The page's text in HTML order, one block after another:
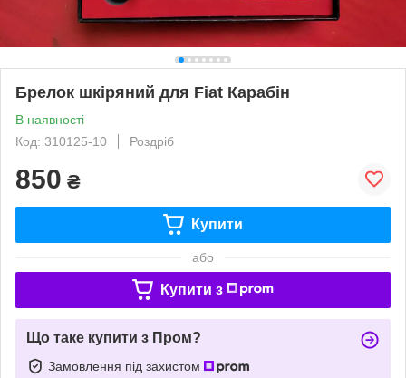
Брелок шкіряний для Fiat Карабін
В наявності
Код: 310125-10
Роздріб
850 ₴
Купити
або
Купити з
Що таке купити з Пром?
Замовлення під захистом